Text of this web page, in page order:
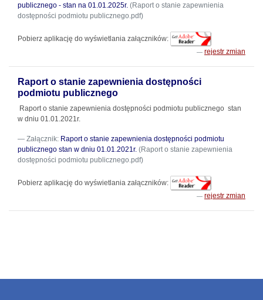
publicznego - stan na 01.01.2025r. (Raport o stanie zapewnienia
dostępności podmiotu publicznego.pdf)
Pobierz aplikację do wyświetlania załączników:
rejestr zmian
Raport o stanie zapewnienia dostępności
podmiotu publicznego
Raport o stanie zapewnienia dostępności podmiotu publicznego stan
w dniu 01.01.2021r.
Załącznik: Raport o stanie zapewnienia dostępności podmiotu
publicznego stan w dniu 01.01.2021r. (Raport o stanie zapewnienia
dostępności podmiotu publicznego.pdf)
Pobierz aplikację do wyświetlania załączników:
rejestr zmian